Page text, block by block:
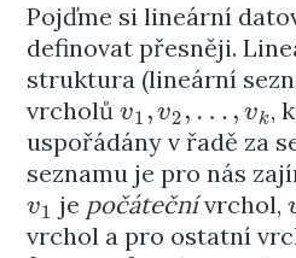
Pojďme si lineární
definovat přesněji.
struktura (lineární
vrcholův1 , v2 , … , vk
v1 v2,… v k
,
uspořádány v řadě za
seznamu je pro nás
v1
v1 je počátečnívrchol,
vrchol a pro ostatní